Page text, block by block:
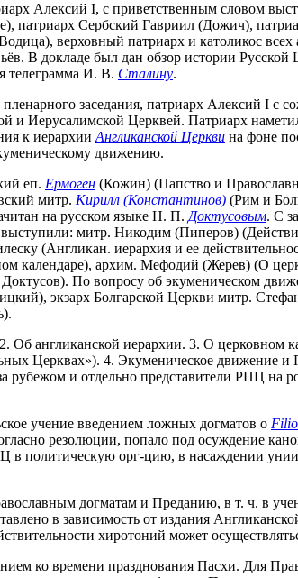
Алексий I, с приветственным словом
патриарх Сербский Гавриил (Дожич),
верховный патриарх и католикос всех
В докладе был дан обзор истории Русской
телеграмма И. В. Сталину.
заседания, патриарх Алексий I с
и Иерусалимской Церквей. Патриарх
к иерархии Англиканской Церкви на фоне
движению.
еп. Ермоген (Кожин) (Папство и
митр. Кирилл (Константинов) (Рим и
на русском языке Н. П. Доктусовым. С
митр. Никодим (Пиперов)
(Англикан. иерархия и ее
календаре), архим. Мефодий (Жерев) (О
По вопросу об экуменическом
экзарх Болгарской Церкви митр.
англиканской иерархии. 3. О церковном
Церквах»). 4. Экуменическое движение и
рубежом и отдельно представители РПЦ на
учение введением ложных догматов о
резолюции, попало под осуждение
в политическую орг-цию, в насаждении
догматам и Преданию, в т. ч. в
в зависимость от издания
хиротоний может
ко времени празднования Пасхи. Для